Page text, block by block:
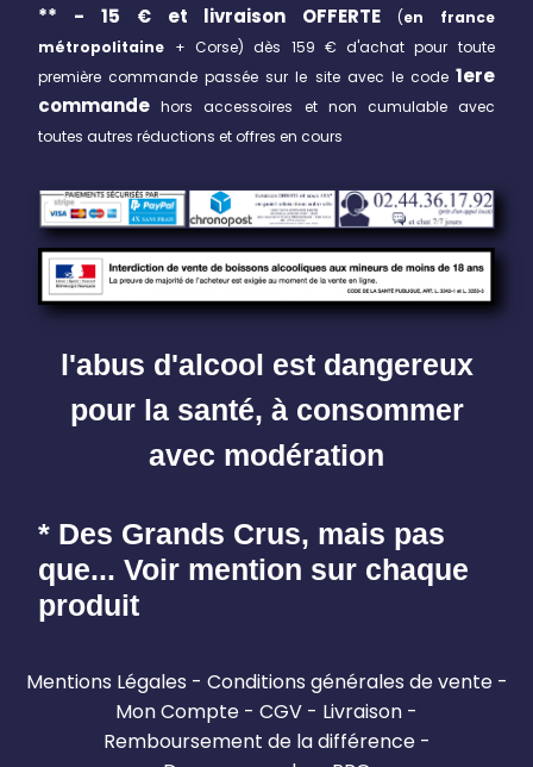
** - 15 € et livraison OFFERTE (en france
métropolitaine + Corse) dès 159 € d'achat pour toute
première commande passée sur le site avec le code 1ere
commande hors accessoires et non cumulable avec
toutes autres réductions et offres en cours
l'abus d'alcool est dangereux
pour la santé, à consommer
avec modération
* Des Grands Crus, mais pas
que... Voir mention sur chaque
produit
Mentions Légales
Conditions générales de vente
Mon Compte
CGV
Livraison
Remboursement de la différence